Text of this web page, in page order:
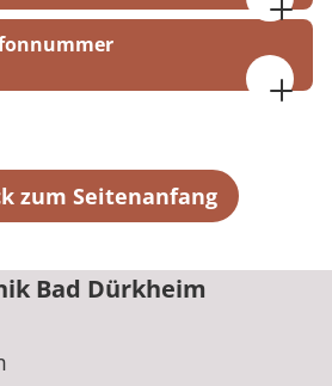
zum Seitenanfang
Bad Dürkheim